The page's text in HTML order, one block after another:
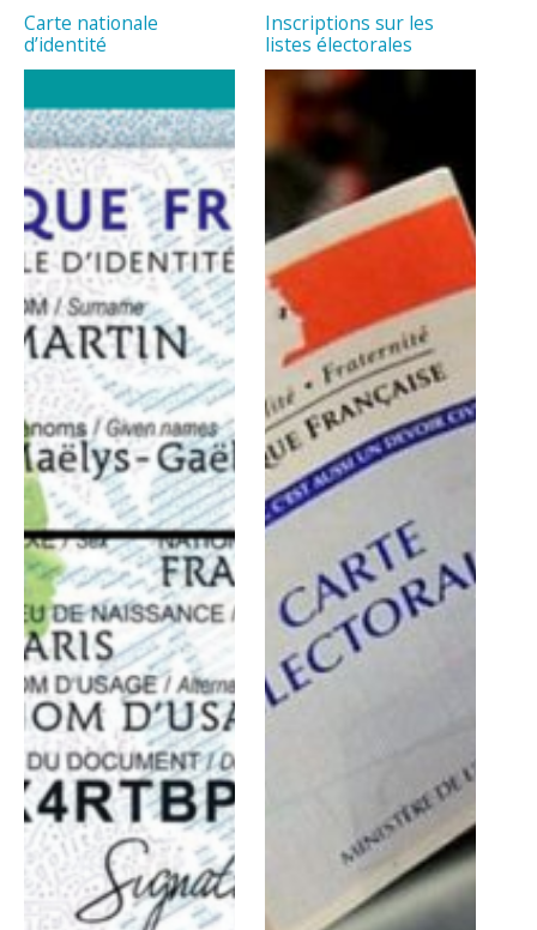
Carte nationale
d’identité
Inscriptions sur les
listes électorales